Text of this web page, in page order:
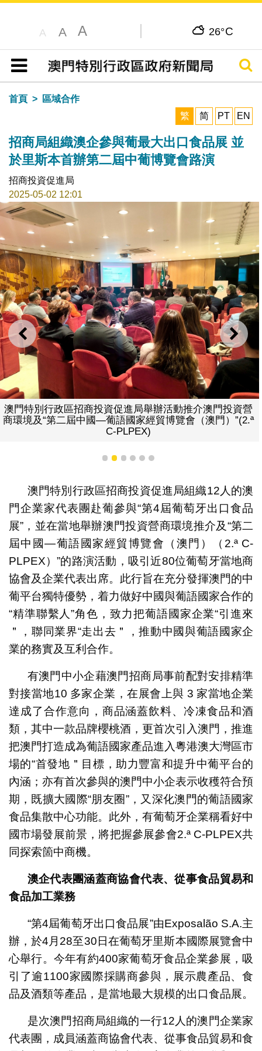
A A A 26°C
目錄
搜尋
首頁
區域合作
繁
简 PT EN
招商局組織澳企參與葡最大出口食品展 並
於里斯本首辦第二屆中葡博覽會路演
招商投資促進局
2025-05-02 12:01
上一則 下一
辦活動推介澳門投資營
貿博覽會（澳門）”(2.ª
澳門商協會及企業代表於“第4
展商進行
1 2 3 4 5 6
澳門特別行政區招商投資促進局組織12人的澳
門企業家代表團赴葡參與“第4屆葡萄牙出口食品
展”，並在當地舉辦澳門投資營商環境推介及“第二
屆中國—葡語國家經貿博覽會（澳門）（2.ª C-
PLPEX）”的路演活動，吸引近80位葡萄牙當地商
協會及企業代表出席。此行旨在充分發揮澳門的中
葡平台獨特優勢，着力做好中國與葡語國家合作的
“精準聯繫人”角色，致力把葡語國家企業“引進來
＂，聯同業界“走出去＂，推動中國與葡語國家企
業的務實及互利合作。
有澳門中小企藉澳門招商局事前配對安排精準
對接當地10 多家企業，在展會上與 3 家當地企業
達成了合作意向，商品涵蓋飲料、冷凍食品和酒
類，其中一款品牌櫻桃酒，更首次引入澳門，推進
把澳門打造成為葡語國家產品進入粵港澳大灣區市
場的“首發地＂目標，助力豐富和提升中葡平台的
內涵；亦有首次參與的澳門中小企表示收穫符合預
期，既擴大國際“朋友圈”，又深化澳門的葡語國家
食品集散中心功能。此外，有葡萄牙企業稱看好中
國市場發展前景，將把握參展參會2.ª C-PLPEX共
同探索箇中商機。
澳企代表團涵蓋商協會代表、從事食品貿易和
食品加工業務
“第4屆葡萄牙出口食品展”由Exposalão S.A.主
辦，於4月28至30日在葡萄牙里斯本國際展覽會中
心舉行。今年有約400家葡萄牙食品企業參展，吸
引了逾1100家國際採購商參與，展示農產品、食
品及酒類等產品，是當地最大規模的出口食品展。
是次澳門招商局組織的一行12人的澳門企業家
代表團，成員涵蓋商協會代表、從事食品貿易和食